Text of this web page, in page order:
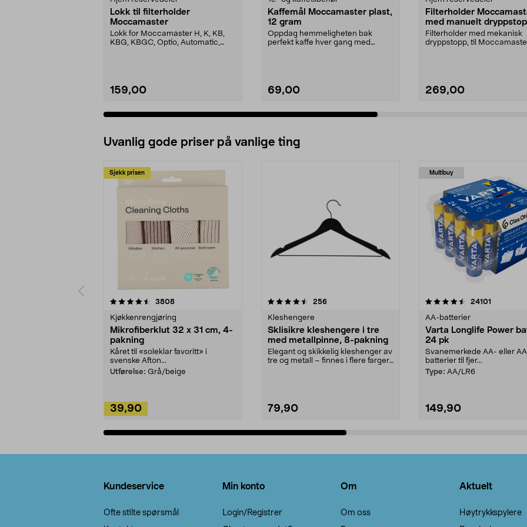
Lokk til filterholder
Moccamaster
Lokk for Moccamaster H, K, KB,
KBG, KBGC, Optio, Automatic,
159,00
Kaffemål Moccamaster plast,
12 gram
Oppdag hemmeligheten bak
perfekt kaffe hver gang med
69,00
Filterholder
med manuelt
Filterholder med mekanisk
dryppstopp, til
269,00
Uvanlig gode priser på vanlige ting
Sjekk prisen
3808anmeldelser
Kjøkkenrengjøring
Mikrofiberklut 32 x 31 cm, 4-
pakning
Kåret til «soleklar favoritt» i
svenske Afton...
Utførelse: Grå/beige
39,90
4.5av 5 stjerner 256anmeldelser
Kleshengere
Sklisikre kleshengere i tre
med metallpinne, 8-pakning
Elegant og skikkelig kleshenger av
tre og metall – finnes i flere farger.
79,90
Multibuy
4.5av 5 stjerner 24101
AA-batterier
Varta Longlife Power
24 pk
Svanemerkede AA- eller
batterier til fjer...
Type: AA/LR6
149,90
4.5av 5 stjerner
Kundeservice
Ofte stilte spørsmål
Min konto
Login/Registrer
Om
Om oss
Aktuelt
Høytrykkspylere